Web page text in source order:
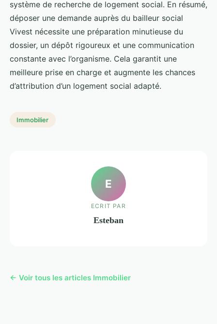
système de recherche de logement social. En résumé,
déposer une demande auprès du bailleur social
Vivest nécessite une préparation minutieuse du
dossier, un dépôt rigoureux et une communication
constante avec l’organisme. Cela garantit une
meilleure prise en charge et augmente les chances
d’attribution d’un logement social adapté.
Immobilier
E
ECRIT PAR
Esteban
← Voir tous les articles Immobilier